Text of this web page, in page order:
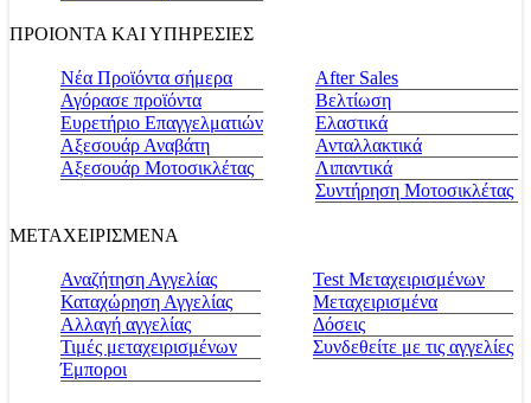
ΠΡΟΙΟΝΤΑ ΚΑΙ ΥΠΗΡΕΣΙΕΣ
Νέα Προϊόντα σήμερα
Αγόρασε προϊόντα
Ευρετήριο Επαγγελματιών
Αξεσουάρ Αναβάτη
Αξεσουάρ Μοτοσικλέτας
Αfter Sales
Βελτίωση
Ελαστικά
Ανταλλακτικά
Λιπαντικά
Συντήρηση Μοτοσικλέτας
ΜΕΤΑΧΕΙΡΙΣΜΕΝΑ
Αναζήτηση Αγγελίας
Καταχώρηση Αγγελίας
Αλλαγή αγγελίας
Τιμές μεταχειρισμένων
Έμποροι
Test Μεταχειρισμένων
Μεταχειρισμένα
Δόσεις
Συνδεθείτε με τις αγγελίες